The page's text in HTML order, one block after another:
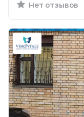
Нет отзывов